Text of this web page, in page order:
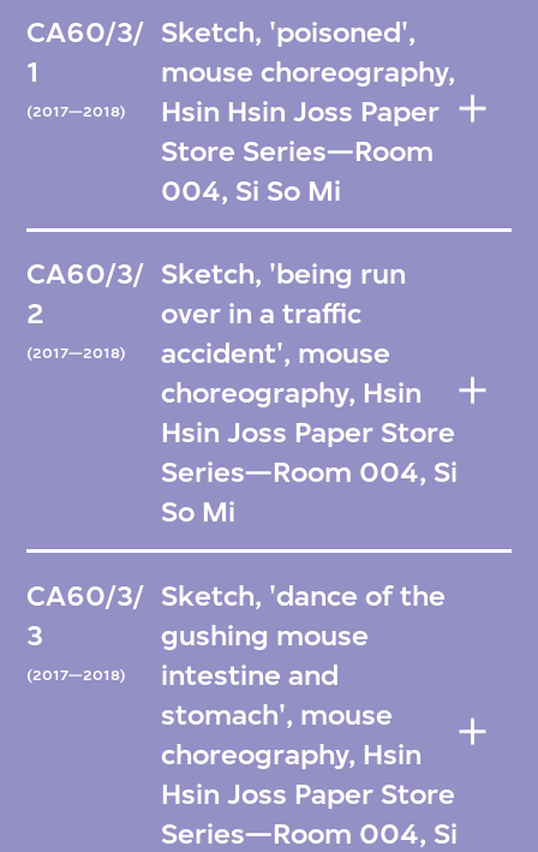
CA60/3/
1
(2017—2018)
Sketch, 'poisoned',
mouse choreography,
Hsin Hsin Joss Paper
Store Series—Room
004, Si So Mi
CA60/3/
2
(2017—2018)
Sketch, 'being run
over in a traffic
accident', mouse
choreography, Hsin
Hsin Joss Paper Store
Series—Room 004, Si
So Mi
CA60/3/
3
(2017—2018)
Sketch, 'dance of the
gushing mouse
intestine and
stomach', mouse
choreography, Hsin
Hsin Joss Paper Store
Series—Room 004, Si